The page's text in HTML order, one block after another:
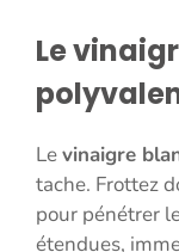
Le
Levinaigre
tache. Frottez
pour pénétrer
étendues,